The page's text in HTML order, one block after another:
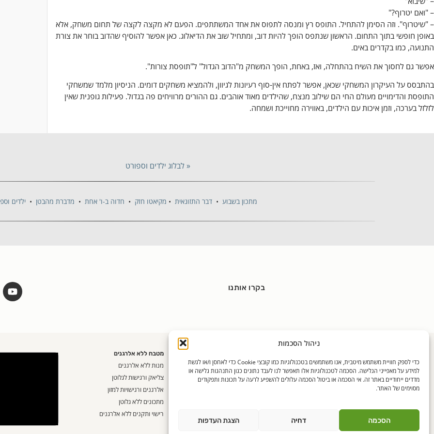
ניהול הסכמות
כדי לספק חוויית משתמש מיטבית, אנו משתמשים בטכנולוגיות כמו קובצי Cookie כדי לאחסן ו/או לגשת
למידע על מאפייני הגלישה. הסכמה לטכנולוגיות אלו תאפשר לנו לעבד נתונים כגון התנהגות גלישה או
מדדים ייחודיים באתר זה. אי הסכמה או ביטול הסכמה עלולים להשפיע לרעה על תכונות ותפקודים
מסוימים של האתר.
הסכמה דחיה הצגת העדפות
– "ואם יטרוף?"
– "שיטרוף". וזה הסימן להתחיל. התופס רץ ומנסה לתפוס את אחד המשתתפים. הפעם לא מקצה לקצה של תחום משחק, אלא
באופן חופשי בתוך התחום. הראשון שנתפס הופך להיות דוב, ומתחיל שוב את הדיאלוג. כאן אפשר להוסיף שהדוב בוחר את צורת
התנועה, כמו בקדרים באים.
אפשר גם לחסוך את השיח בהתחלה, ואז, באחת, הופך המשחק מ"הדוב הגדול" ל"תופסת צורות".
בהתבסס על העיקרון המשחקי שכאן, אפשר לפתח אין-סוף רעיונות לגיוון, ולהמציא משחקים דומים. הניסיון מלמד שמשחקי
התופסת והדימויים מעולם החי הם שילוב מנצח, שהילדים מאוד אוהבים. גם ההורים מרוויחים פה בגדול. פעילות גופנית שאין
לזלזל בערכה, וזמן איכות עם הילדים, באווירה מחוייכת ושמחה.
« לבלוג ילדים וספורט
מתכון בשבוע • דבר התזונאית • מקיאטו חזק • חדוה ב-ו' אחת • מדברת מהבטן • ילדים
בקרו אותנו
דף הבית
אודותינו
מגזין לאנץ טיים
מידע על האוכל שלנו
התפריטים שלנו
דבר התזונאית
מקיאטו חזק
מטבח ללא אלרגנים
מנות ללא אלרגנים
צליאק ורגישות לגלוטן
אלרגנים ורגישויות למזון
מתכונים ללא גלוטן
רישוי ותקנים ללא אלרגנים